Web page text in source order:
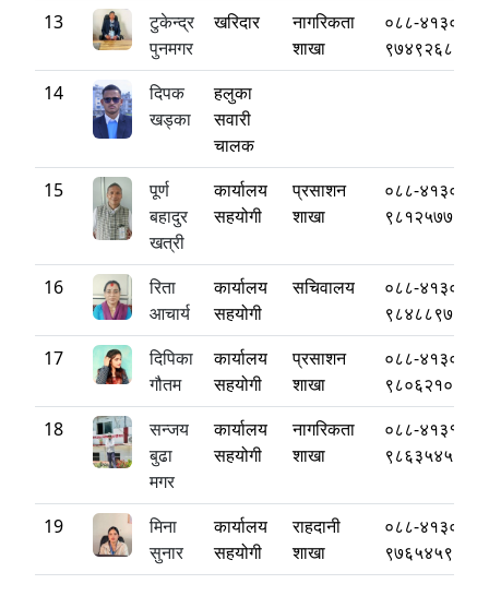
13
टुकेन्द्र
पुनमगर
खरिदार
नागरिकता
शाखा
०८८-४१३०८३
९७४९२६८१६६
14
दिपक
खड्का
हलुका
सवारी
चालक
15
पूर्ण
बहादुर
खत्री
कार्यालय
सहयोगी
प्रसाशन
शाखा
०८८-४१३०८३
९८१२५७७१९७
16
रिता
आचार्य
कार्यालय
सहयोगी
सचिवालय
०८८-४१३०८३
९८४८८९७९६६
17
दिपिका
गौतम
कार्यालय
सहयोगी
प्रसाशन
शाखा
०८८-४१३०८३
९८०६२१०१०२
18
सन्जय
बुढा
मगर
कार्यालय
सहयोगी
नागरिकता
शाखा
०८८-४१३१३०
९८६३५४५१६४
19
मिना
सुनार
कार्यालय
सहयोगी
राहदानी
शाखा
०८८-४१३०८३
९७६५४५९५७६